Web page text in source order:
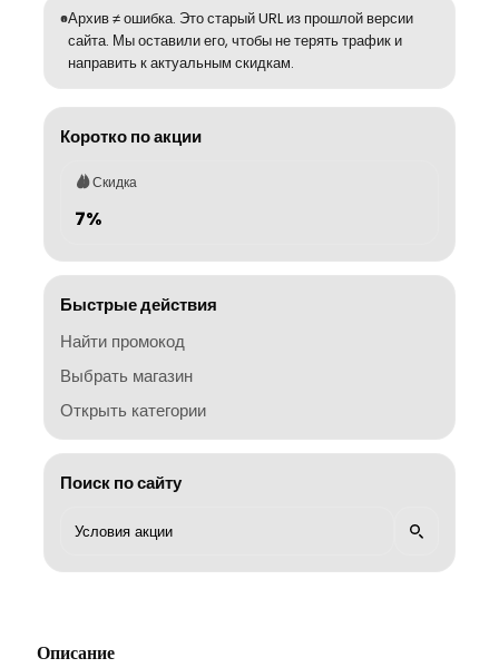
Архив ≠ ошибка. Это старый URL из прошлой версии
сайта. Мы оставили его, чтобы не терять трафик и
направить к актуальным скидкам.
Коротко по акции
Скидка
7%
Быстрые действия
Найти промокод
Выбрать магазин
Открыть категории
Поиск по сайту
Описание